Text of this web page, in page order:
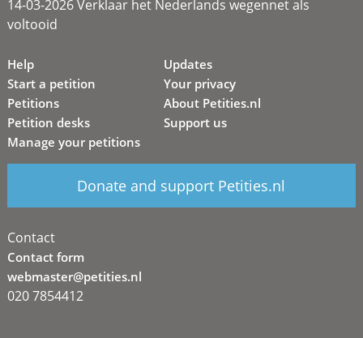
14-03-2026 Verklaar het Nederlands wegennet als
voltooid
Help
Start a petition
Petitions
Petition desks
Manage your petitions
Updates
Your privacy
About Petities.nl
Support us
Donate and support Petities.nl
Contact
Contact form
webmaster@petities.nl
020 7854412